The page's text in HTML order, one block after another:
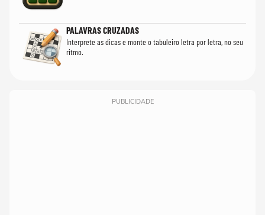
PALAVRAS CRUZADAS
Interprete as dicas e monte o tabuleiro letra por letra, no seu
ritmo.
PUBLICIDADE